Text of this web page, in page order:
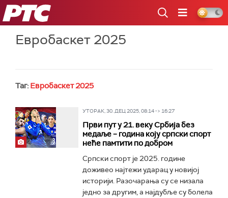
РТС
Евробаскет 2025
Таг: Евробаскет 2025
УТОРАК, 30. ДЕЦ 2025, 08:14 -> 16:27
Први пут у 21. веку Србија без
медаље – година коју српски спорт
неће памтити по добром
Српски спорт је 2025. године
доживео најтежи ударац у новијој
историји. Разочарања су се низала
једно за другим, а најдубље су болела